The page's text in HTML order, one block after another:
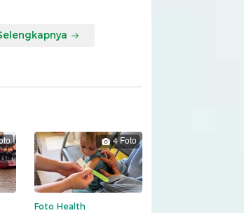
4 Foto
Foto Health